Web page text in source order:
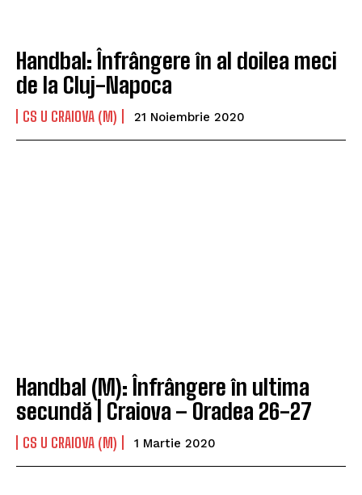
Handbal: Înfrângere în al doilea meci
de la Cluj-Napoca
CS U CRAIOVA (M) 21 Noiembrie 2020
Handbal (M): Înfrângere în ultima
secundă | Craiova – Oradea 26-27
CS U CRAIOVA (M) 1 Martie 2020